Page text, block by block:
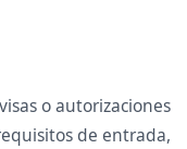
o autorizaciones
de entrada,